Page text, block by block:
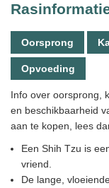
Oorsprong
Opvoeding
Info over oorsprong,
en beschikbaarheid
aan te kopen, lees
Een Shih Tzu is
vriend.
De lange,